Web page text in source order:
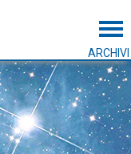
ARCHIVI